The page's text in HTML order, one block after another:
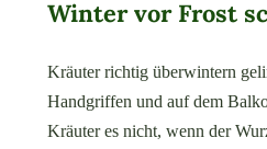
Winter vor Frost
Kräuter richtig überwintern
Handgriffen und auf dem
Kräuter es nicht, wenn der